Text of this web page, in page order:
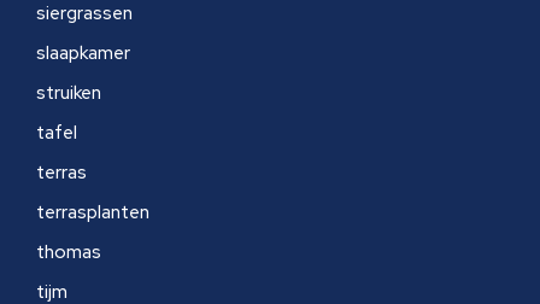
siergrassen
slaapkamer
struiken
tafel
terras
terrasplanten
thomas
tijm